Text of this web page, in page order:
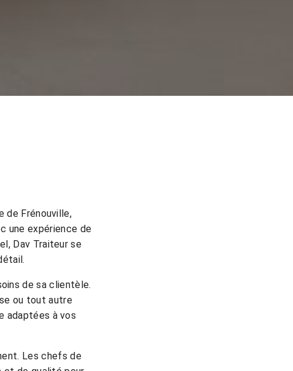
de Frénouville,
une expérience de
Dav Traiteur se
de sa clientèle.
ou tout autre
adaptées à vos
Les chefs de